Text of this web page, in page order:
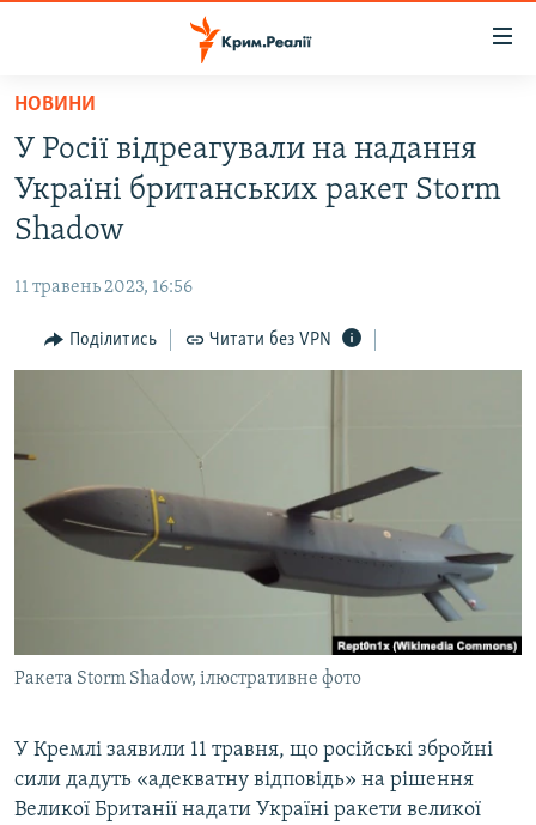
Перейти
основного
матеріалу
Перейти
до
основної
навігації
Перейти
до
ВІДЕО ТА ФОТО
БЛОГИ
ПОГЛЯД
ДЕПОРТАЦІЯ
ВІДЕОУРОКИ «ELIFBE»
ІНФОГРАФІКА
ЯК ОБІЙТИ БЛОКУВАННЯ
ДОЛУЧАЙСЯ!
Усі сайти RFE/RL
НОВИНИ
У Росії відреагували на надання
Україні британських ракет Storm
Shadow
11 травень 2023, 16:56
Поділитись Читати без VPN
Ракета Storm Shadow, ілюстративне фото
У Кремлі заявили 11 травня, що російські збройні
сили дадуть «адекватну відповідь» на рішення
Великої Британії надати Україні ракети великої